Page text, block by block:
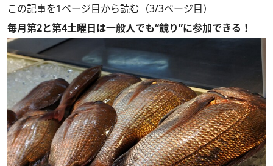
この記事を1ページ目から読む（3/3ページ目）
毎月第2と第4土曜日は一般人でも“競り”に参加できる！